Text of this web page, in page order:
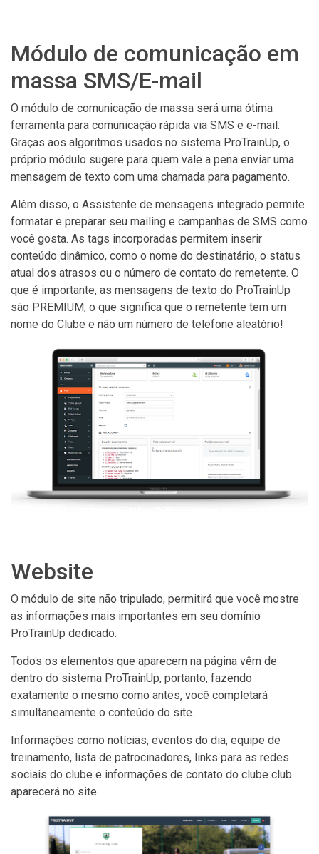
Módulo de comunicação em
massa SMS/E-mail
O módulo de comunicação de massa será uma ótima
ferramenta para comunicação rápida via SMS e e-mail.
Graças aos algoritmos usados no sistema ProTrainUp, o
próprio módulo sugere para quem vale a pena enviar uma
mensagem de texto com uma chamada para pagamento.
Além disso, o Assistente de mensagens integrado permite
formatar e preparar seu mailing e campanhas de SMS como
você gosta. As tags incorporadas permitem inserir
conteúdo dinâmico, como o nome do destinatário, o status
atual dos atrasos ou o número de contato do remetente. O
que é importante, as mensagens de texto do ProTrainUp
são PREMIUM, o que significa que o remetente tem um
nome do Clube e não um número de telefone aleatório!
Website
O módulo de site não tripulado, permitirá que você mostre
as informações mais importantes em seu domínio
ProTrainUp dedicado.
Todos os elementos que aparecem na página vêm de
dentro do sistema ProTrainUp, portanto, fazendo
exatamente o mesmo como antes, você completará
simultaneamente o conteúdo do site.
Informações como notícias, eventos do dia, equipe de
treinamento, lista de patrocinadores, links para as redes
sociais do clube e informações de contato do clube club
aparecerá no site.